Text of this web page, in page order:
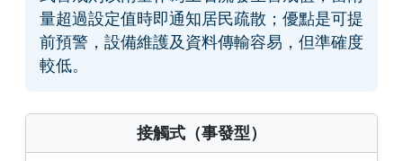
量超過設定值時即通知居民疏散；優點是可提
前預警，設備維護及資料傳輸容易，但準確度
較低。
接觸式（事發型）